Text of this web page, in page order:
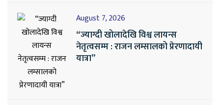
August 7, 2026
“ज्याग्दी खोलादेखि विश्व लायन्स
नेतृत्वसम्म : राजन लम्सालको प्रेरणादायी
यात्रा”